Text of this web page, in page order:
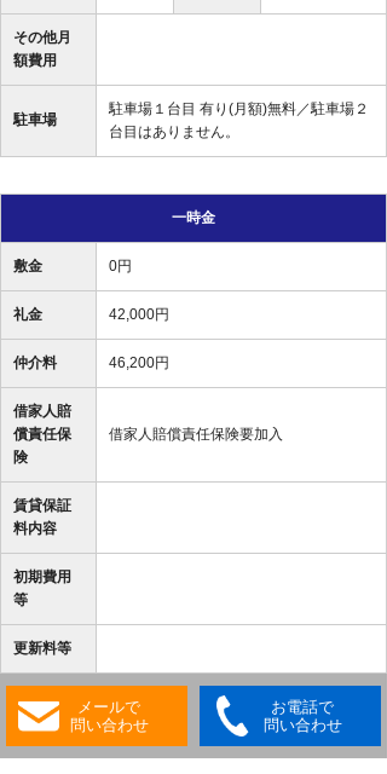
その他月
額費用
駐車場
駐車場１台目 有り(月額)無料／駐車場２
台目はありません。
一時金
敷金 0円
礼金 42,000円
仲介料 46,200円
借家人賠
償責任保
険
借家人賠償責任保険要加入
賃貸保証
料内容
初期費用
等
更新料等
メールで
問い合わせ
お電話で
問い合わせ